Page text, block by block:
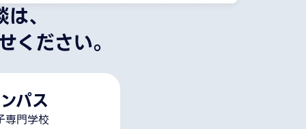
、
ください。
パス
専門学校